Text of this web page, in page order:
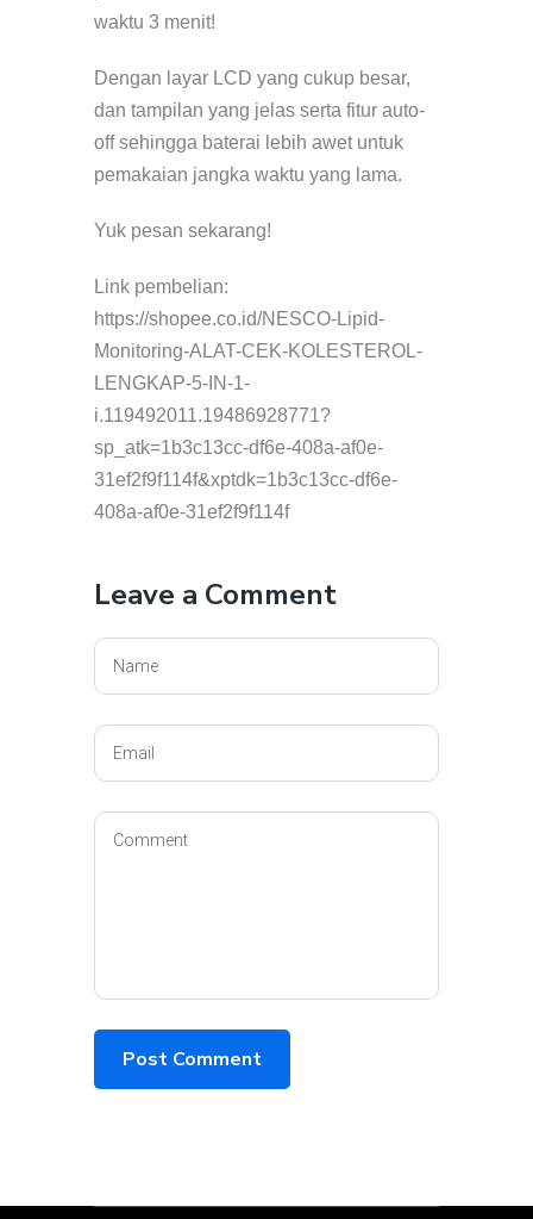
waktu 3 menit!
Dengan layar LCD yang cukup besar,
dan tampilan yang jelas serta fitur auto-
off sehingga baterai lebih awet untuk
pemakaian jangka waktu yang lama.
Yuk pesan sekarang!
Link pembelian:
https://shopee.co.id/NESCO-Lipid-
Monitoring-ALAT-CEK-KOLESTEROL-
LENGKAP-5-IN-1-
i.119492011.19486928771?
sp_atk=1b3c13cc-df6e-408a-af0e-
31ef2f9f114f&xptdk=1b3c13cc-df6e-
408a-af0e-31ef2f9f114f
Leave a Comment